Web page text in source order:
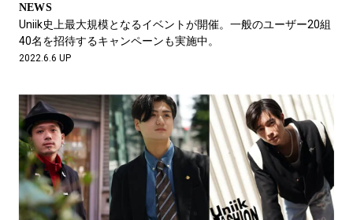
#LIFESTYLE
#SPORTS #HANDSOME HANDBOOK
NEWS
Uniik史上最大規模となるイベントが開催。一般のユーザー20組
40名を招待するキャンペーンも実施中。
2022.6.6 UP